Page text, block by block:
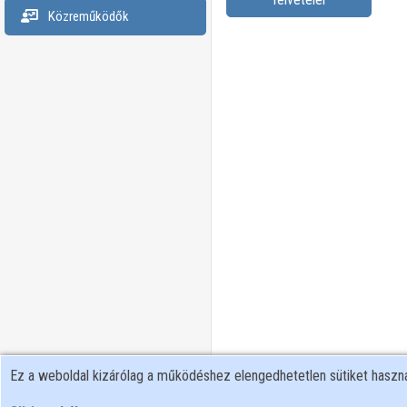
Közreműködők
Ez a weboldal kizárólag a működéshez elengedhetetlen sütiket